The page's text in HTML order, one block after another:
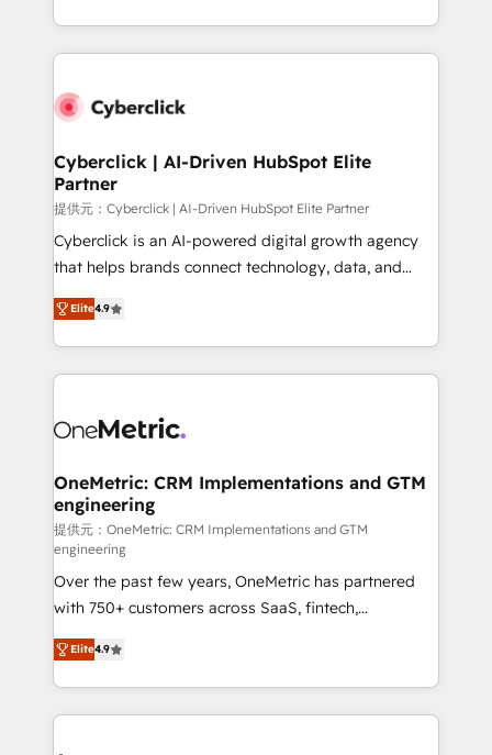
America. From casual user to super fan: make
Canada, we’ve delivered thousands of successful
HubSpot projects for mid-market and enterprise
combine HubSpot, data, and AI to design connected
and technology for predictable, scalable revenue
growth. Our expertise spans RevOps, CRM and data
architecture, AI enablement, and strategic marketing,
delivered through our proprietary FLAIR framework
for responsible AI adoption. As a HubSpot Elite
we blend strategy, creativity, and technology to help
organisations scale smarter and grow stronger.
Cyberclick | AI-Driven HubSpot Elite
Partner
提供元：Cyberclick | AI-Driven HubSpot Elite Partner
Cyberclick is an AI-powered digital growth agency
that helps brands connect technology, data, and
creativity to achieve measurable results. Founded in
Barcelona and operating across Spain, LATAM, and
the UK, we support global companies in building
smarter marketing, sales, and customer success
Iberia (Spain & Portugal), we combine human insight
growth. Our multidisciplinary team designs solutions
that simplify complexity, boost performance, and
turn innovation into real impact. 🌍 Highlights •
HubSpot Partner since 2012 • 2022 EMEA Impact
Award: Best Integration • 150+ successful HubSpot
projects • Clients in 30+ industries • Proprietary
technology for integrations • Multilingual team:
English, Spanish, Portuguese & Italian 👉 Grow
smarter with AI and HubSpot.
Elite4.9
OneMetric: CRM Implementations and GTM
engineering
提供元：OneMetric: CRM Implementations and GTM
engineering
Over the past few years, OneMetric has partnered
with 750+ customers across SaaS, fintech,
healthcare, real estate, and other industries. With
150+ HubSpot-certified experts, we deliver scalable
solutions to complex GTM and RevOps challenges.
Our Expertise 🔹 Onboarding & Implementation:
Elite4.9